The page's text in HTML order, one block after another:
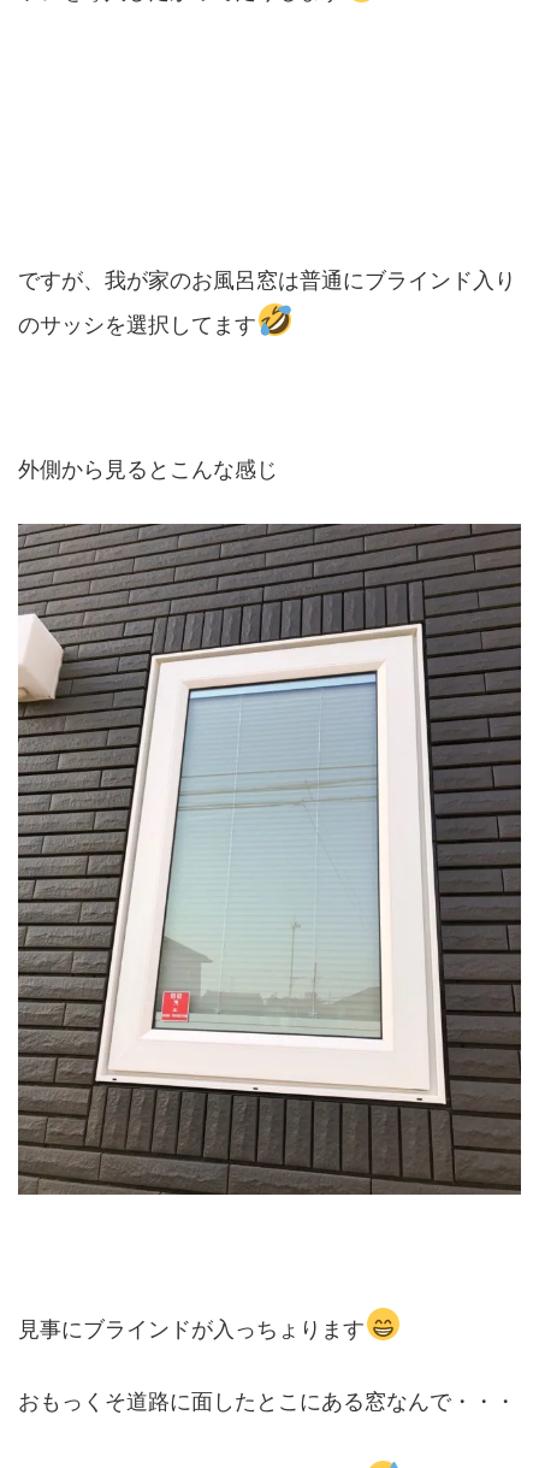
ですが、我が家のお風呂窓は普通にブラインド入り
のサッシを選択してます
外側から見るとこんな感じ
見事にブラインドが入っちょります
おもっくそ道路に面したとこにある窓なんで・・・